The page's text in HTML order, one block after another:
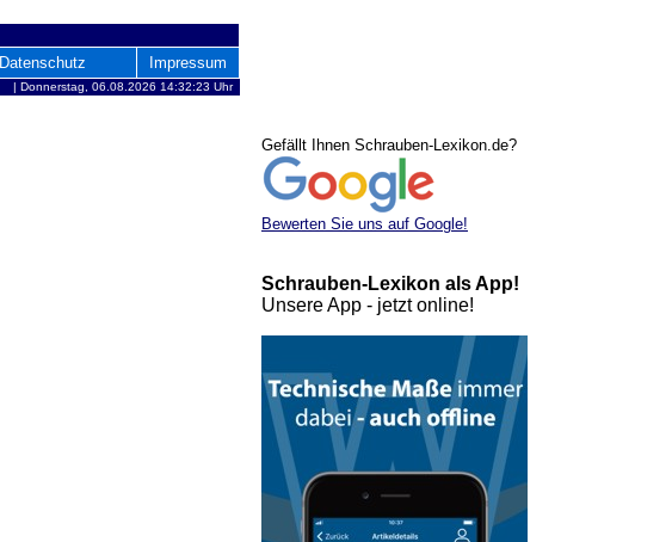
Datenschutz Impressum
| Donnerstag, 06.08.2026 14:32:23 Uhr
Gefällt Ihnen Schrauben-Lexikon.de?
Bewerten Sie uns auf Google!
Schrauben-Lexikon als App!
Unsere App - jetzt online!